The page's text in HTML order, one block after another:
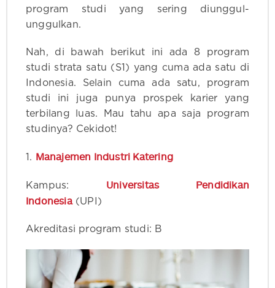
program studi yang sering diunggul-
unggulkan.
Nah, di bawah berikut ini ada 8 program
studi strata satu (S1) yang cuma ada satu di
Indonesia. Selain cuma ada satu, program
studi ini juga punya prospek karier yang
terbilang luas. Mau tahu apa saja program
studinya? Cekidot!
1. Manajemen Industri Katering
Kampus: Universitas Pendidikan
Indonesia(UPI)
Akreditasi program studi: B